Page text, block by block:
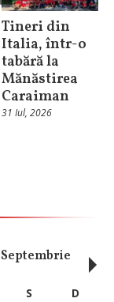
Tineri din
Italia, într-o
tabără la
Mănăstirea
Caraiman
31 Iul, 2026
Septembrie
S
D